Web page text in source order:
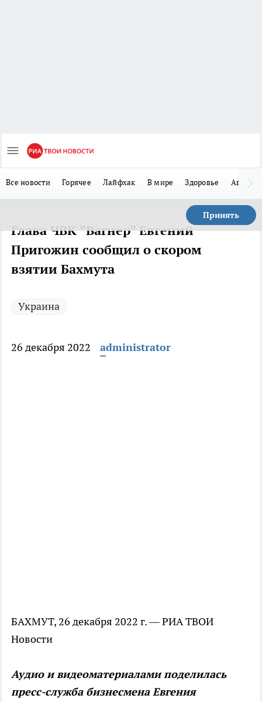
Все новости Горячее Лайфхак В мире Здоровье Авто
Принять
Глава ЧВК "Вагнер" Евгений
Пригожин сообщил о скором
взятии Бахмута
Украина
26 декабря 2022 administrator
БАХМУТ, 26 декабря 2022 г. — РИА ТВОИ
Новости
Аудио и видеоматериалами поделилась
пресс-служба бизнесмена Евгения